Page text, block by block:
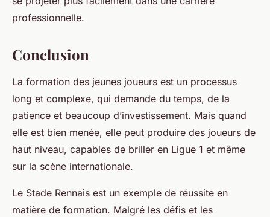
professionnelle.
Conclusion
La formation des jeunes joueurs est un processus
long et complexe, qui demande du temps, de la
patience et beaucoup d’investissement. Mais quand
elle est bien menée, elle peut produire des joueurs de
haut niveau, capables de briller en Ligue 1 et même
sur la scène internationale.
Le Stade Rennais est un exemple de réussite en
matière de formation. Malgré les défis et les